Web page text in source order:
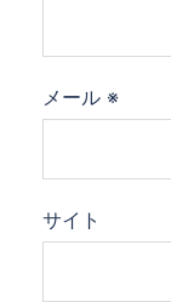
メール ※
サイト